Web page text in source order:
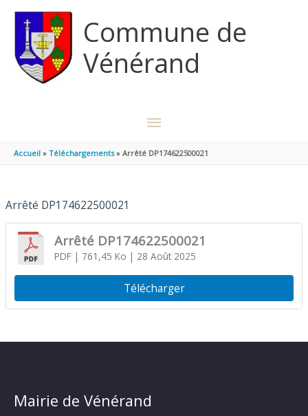
Commune de
Vénérand
MENU
PRINCIPAL
Accueil Téléchargements Arrêté DP174622500021
Arrêté DP174622500021
Arrêté DP174622500021
PDF| 761,45 Ko | 28 Août 2025
Télécharger
Mairie de Vénérand